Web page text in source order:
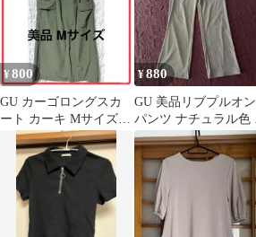
¥800
GU カーゴロングスカ
ート カーキ Mサイズ
美品
¥880
GU 美品リブプルオン
パンツ ナチュラル色 S
サイズ